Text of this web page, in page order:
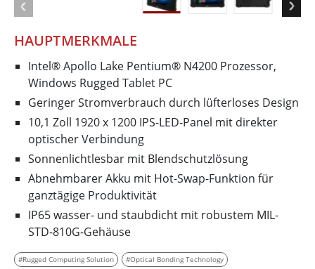
HAUPTMERKMALE
Intel® Apollo Lake Pentium® N4200 Prozessor,
Windows Rugged Tablet PC
Geringer Stromverbrauch durch lüfterloses Design
10,1 Zoll 1920 x 1200 IPS-LED-Panel mit direkter
optischer Verbindung
Sonnenlichtlesbar mit Blendschutzlösung
Abnehmbarer Akku mit Hot-Swap-Funktion für
ganztägige Produktivität
IP65 wasser- und staubdicht mit robustem MIL-
STD-810G-Gehäuse
#Rugged Computing Solution #Optical Bonding Technology